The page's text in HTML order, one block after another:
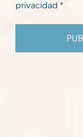
privacidad *